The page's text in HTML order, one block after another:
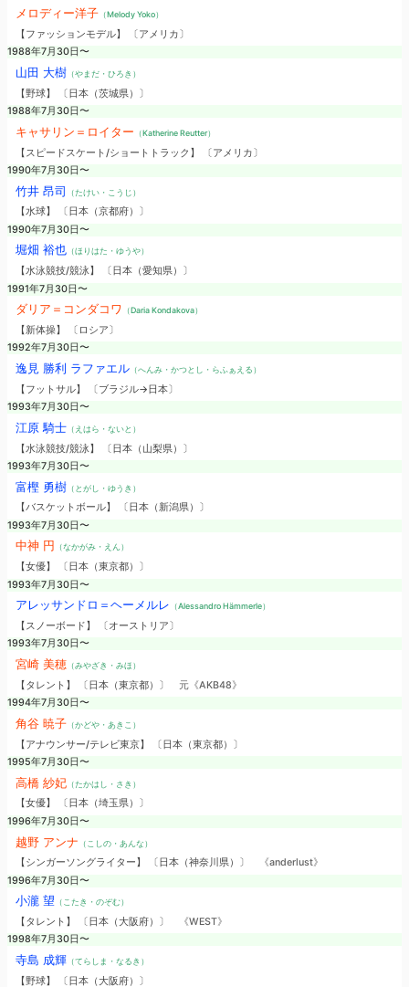
メロディー洋子（Melody Yoko）
【ファッションモデル】 〔アメリカ〕
1988年7月30日〜
山田 大樹（やまだ・ひろき）
【野球】 〔日本（茨城県）〕
1988年7月30日〜
キャサリン＝ロイター （Katherine Reutter）
【スピードスケート/ショートトラック】 〔アメリカ〕
1990年7月30日〜
竹井 昂司 （たけい・こうじ）
【水球】 〔日本（京都府）〕
1990年7月30日〜
堀畑 裕也（ほりはた・ゆうや）
【水泳競技/競泳】 〔日本（愛知県）〕
1991年7月30日〜
ダリア＝コンダコワ （Daria Kondakova）
【新体操】 〔ロシア〕
1992年7月30日〜
逸見 勝利 ラファエル（へんみ・かつとし・らふぁえる）
【フットサル】 〔ブラジル→日本〕
1993年7月30日〜
江原 騎士（えはら・ないと）
【水泳競技/競泳】 〔日本（山梨県）〕
1993年7月30日〜
富樫 勇樹（とがし・ゆうき）
【バスケットボール】 〔日本（新潟県）〕
1993年7月30日〜
中神 円 （なかがみ・えん）
【女優】 〔日本（東京都）〕
1993年7月30日〜
アレッサンドロ＝ヘーメルレ （Alessandro Hämmerle）
【スノーボード】 〔オーストリア〕
1993年7月30日〜
宮崎 美穂 （みやざき・みほ）
【タレント】 〔日本（東京都）〕 元《AKB48》
1994年7月30日〜
角谷 暁子（かどや・あきこ）
【アナウンサー/テレビ東京】 〔日本（東京都）〕
1995年7月30日〜
高橋 紗妃（たかはし・さき）
【女優】 〔日本（埼玉県）〕
1996年7月30日〜
越野 アンナ （こしの・あんな）
【シンガーソングライター】 〔日本（神奈川県）〕
《anderlust》
1996年7月30日〜
小瀧 望 （こたき・のぞむ）
【タレント】 〔日本（大阪府）〕
《WEST》
1998年7月30日〜
寺島 成輝（てらしま・なるき）
【野球】 〔日本（大阪府）〕